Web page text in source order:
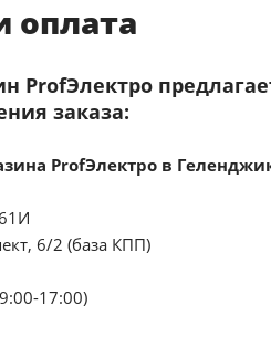
оплата
ProfЭлектро
заказа:
ProfЭлектро в
6/2 (база КПП)
17:00)